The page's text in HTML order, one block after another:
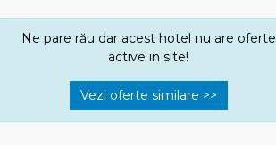
Ne pare rău dar acest hotel nu are oferte
active in site!
Vezi oferte similare >>